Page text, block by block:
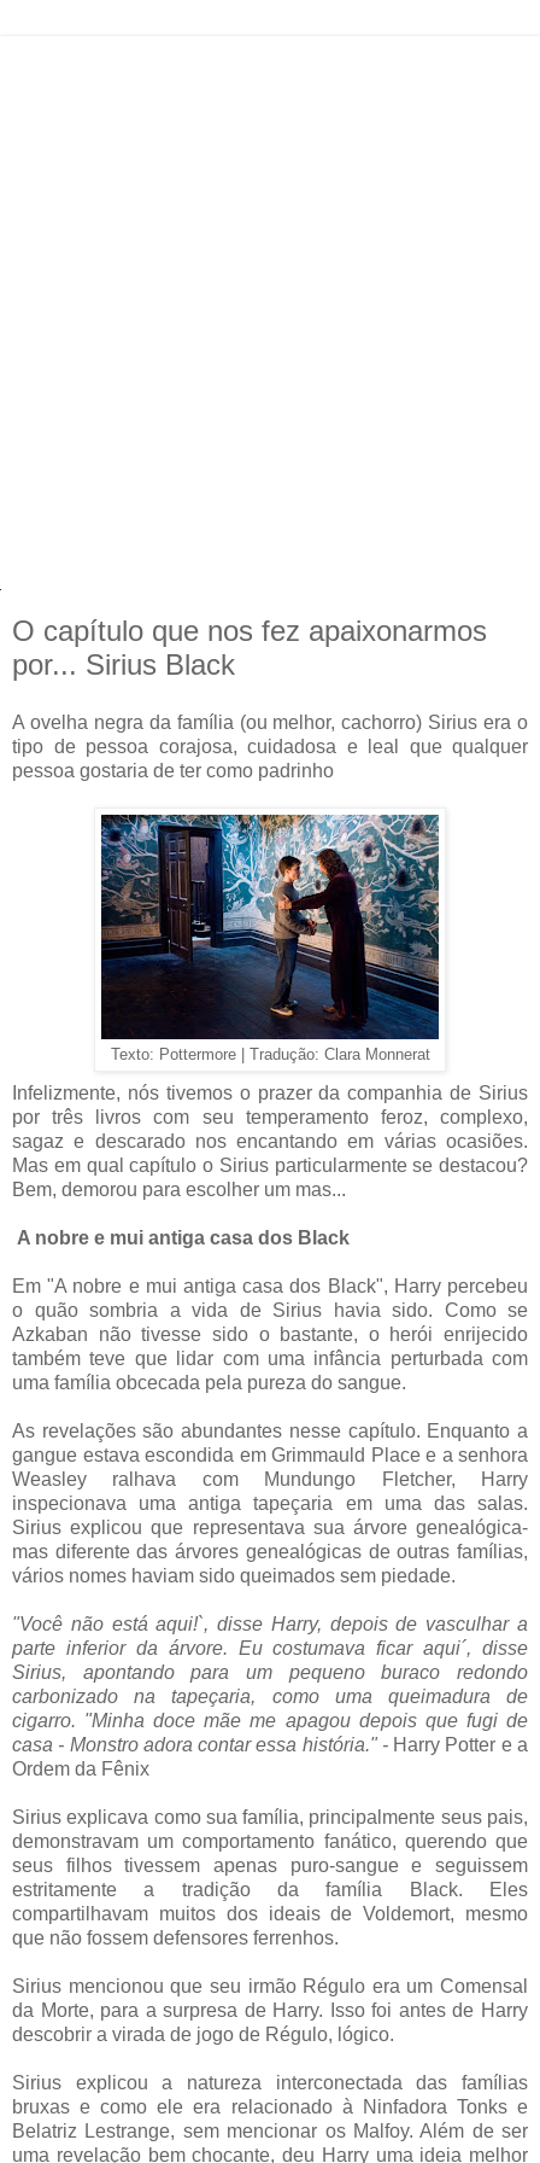
O capítulo que nos fez apaixonarmos
por... Sirius Black
A ovelha negra da família (ou melhor, cachorro) Sirius era o
tipo de pessoa corajosa, cuidadosa e leal que qualquer
pessoa gostaria de ter como padrinho
Texto: Pottermore | Tradução: Clara Monnerat
Infelizmente, nós tivemos o prazer da companhia de Sirius
por três livros com seu temperamento feroz, complexo,
sagaz e descarado nos encantando em várias ocasiões.
Mas em qual capítulo o Sirius particularmente se destacou?
Bem, demorou para escolher um mas...
A nobre e mui antiga casa dos Black
Em "A nobre e mui antiga casa dos Black", Harry percebeu
o quão sombria a vida de Sirius havia sido. Como se
Azkaban não tivesse sido o bastante, o herói enrijecido
também teve que lidar com uma infância perturbada com
uma família obcecada pela pureza do sangue.
As revelações são abundantes nesse capítulo. Enquanto a
gangue estava escondida em Grimmauld Place e a senhora
Weasley ralhava com Mundungo Fletcher, Harry
inspecionava uma antiga tapeçaria em uma das salas.
Sirius explicou que representava sua árvore genealógica-
mas diferente das árvores genealógicas de outras famílias,
vários nomes haviam sido queimados sem piedade.
"Você não está aqui!`, disse Harry, depois de vasculhar a
parte inferior da árvore. Eu costumava ficar aqui´, disse
Sirius, apontando para um pequeno buraco redondo
carbonizado na tapeçaria, como uma queimadura de
cigarro. "Minha doce mãe me apagou depois que fugi de
casa - Monstro adora contar essa história." - Harry Potter e a
Ordem da Fênix
Sirius explicava como sua família, principalmente seus pais,
demonstravam um comportamento fanático, querendo que
seus filhos tivessem apenas puro-sangue e seguissem
estritamente a tradição da família Black. Eles
compartilhavam muitos dos ideais de Voldemort, mesmo
que não fossem defensores ferrenhos.
Sirius mencionou que seu irmão Régulo era um Comensal
da Morte, para a surpresa de Harry. Isso foi antes de Harry
descobrir a virada de jogo de Régulo, lógico.
Sirius explicou a natureza interconectada das famílias
bruxas e como ele era relacionado à Ninfadora Tonks e
Belatriz Lestrange, sem mencionar os Malfoy. Além de ser
uma revelação bem chocante, deu Harry uma ideia melhor